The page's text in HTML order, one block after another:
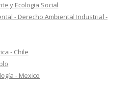
y Ecologia Social
- Derecho Ambiental Industrial -
- Chile
- Mexico